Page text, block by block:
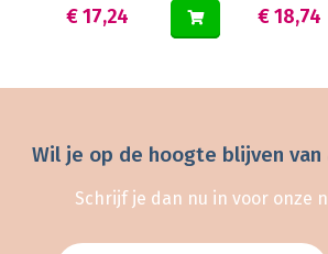
€ 17,24 € 18,74
Wil je op de hoogte blijven van
Schrijf je dan nu in voor onze